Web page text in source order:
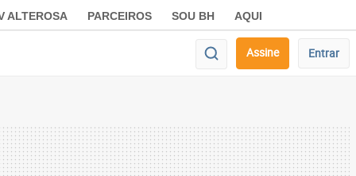
ALTEROSA PARCEIROS SOU BH AQUI
Assine Entrar